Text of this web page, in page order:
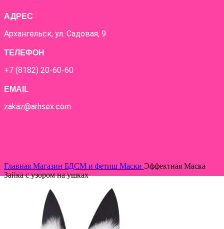
АДРЕС
Архангельск, ул. Садовая, 9
ТЕЛЕФОН
+7 (8182) 20-60-60
EMAIL
zakaz@arhsex.com
Главная Магазин БДСМ и фетиш Маски Эффектная Маска
Зайка с узором на ушках